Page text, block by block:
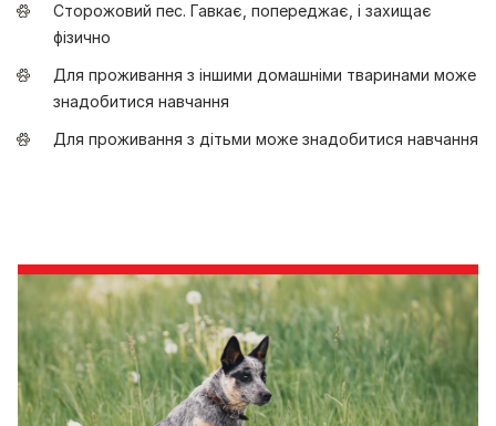
Сторожовий пес. Гавкає, попереджає, і захищає
фізично
Для проживання з іншими домашніми тваринами може
знадобитися навчання
Для проживання з дітьми може знадобитися навчання